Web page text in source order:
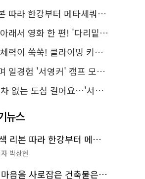
부터 메타세쿼이아 숲길까지…서울둘레길 15코스
영화 한 편! '다리밑 영화관' 무료 상영
쑥! 클라이밍 키즈카페·어린이 체력장
험 '서영커' 캠프 모집…전액 무료
걸어요…'서울 걷자 페스티벌' 선착순 5천명
뉴스
주황색 리본 따라 한강부터 메타세쿼이아 숲길까지…서울둘레길 15코스
박상현
나의 마음을 사로잡은 건축물은? '서울시 건축상' 수상작 공개!